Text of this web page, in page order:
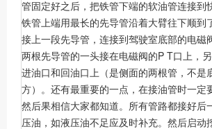
管固定好之后，把铁管下端的软油管连接到
铁管上端用最长的先导管沿着大臂往下顺到
接上一段先导管，连接到驾驶室底部的电磁
两根先导管的一头接在电磁阀的P T口上，
进油口和回油口上（是侧面的两根管，不是
方）。还有最重要的一点，在接油管时一定
然后果相信大家都知道。所有管路都接好后
压油，如液压油不足应及时补充。然后启动